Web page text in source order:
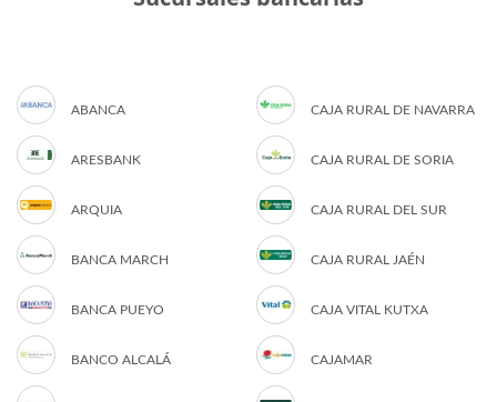
ABANCA
ARESBANK
ARQUIA
BANCA MARCH
BANCA PUEYO
BANCO ALCALÁ
CAJA RURAL DE NAVARRA
CAJA RURAL DE SORIA
CAJA RURAL DEL SUR
CAJA RURAL JAÉN
CAJA VITAL KUTXA
CAJAMAR